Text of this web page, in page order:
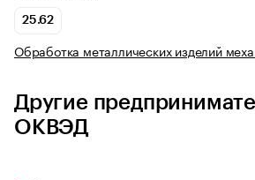
25.62
Обработка металлических изделий
Другие
ОКВЭД